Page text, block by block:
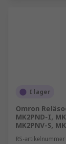
I lager
Omron
MK2PND-I,
MK2PNV-S,
RS-artikelnummer